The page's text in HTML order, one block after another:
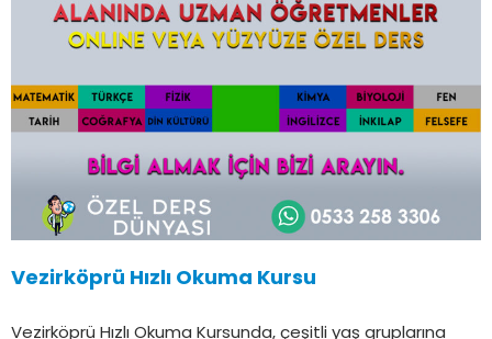
Vezirköprü Hızlı Okuma Kursu
Vezirköprü Hızlı Okuma Kursunda, çeşitli yaş gruplarına